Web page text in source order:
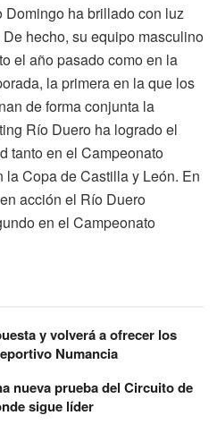
ha brillado con luz
hecho, su equipo masculino
el año pasado como en la
la primera en la que los
de forma conjunta la
Río Duero ha logrado el
tanto en el Campeonato
Copa de Castilla y León. En
acción el Río Duero
en el Campeonato
y volverá a ofrecer los
Numancia
nueva prueba del Circuito de
sigue líder